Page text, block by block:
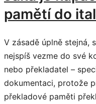
pamětí do
V zásadě úplně stejná,
nejspíš vezme do své
nebo překladatel –
dokumentaci, protože
překladové paměti